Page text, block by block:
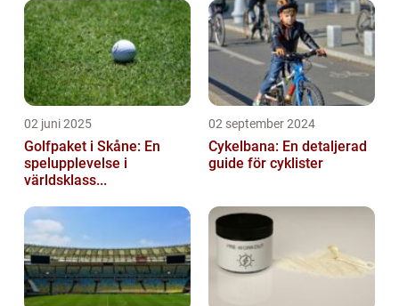
02 juni 2025
Golfpaket i Skåne: En
spelupplevelse i
världsklass...
02 september 2024
Cykelbana: En detaljerad
guide för cyklister